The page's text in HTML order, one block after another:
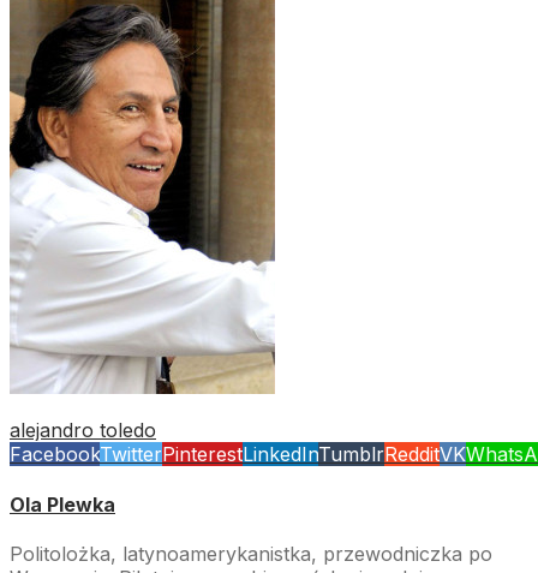
alejandro toledo
FacebookTwitterPinterestLinkedInTumblrRedditVK
Ola Plewka
Politolożka, latynoamerykanistka, przewodniczka po